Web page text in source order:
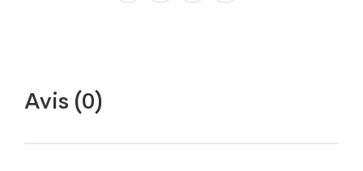
Avis (0)